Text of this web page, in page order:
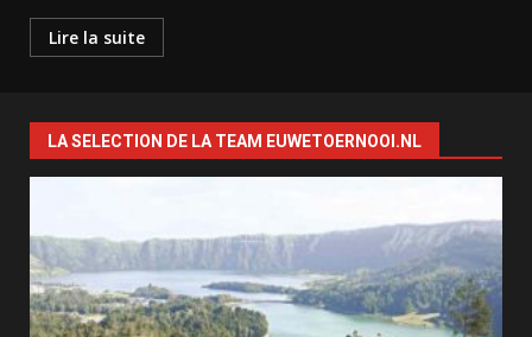
Lire la suite
LA SELECTION DE LA TEAM EUWETOERNOOI.NL